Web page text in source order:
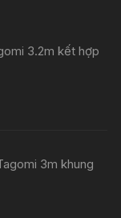
3.2m kết hợp
3m khung